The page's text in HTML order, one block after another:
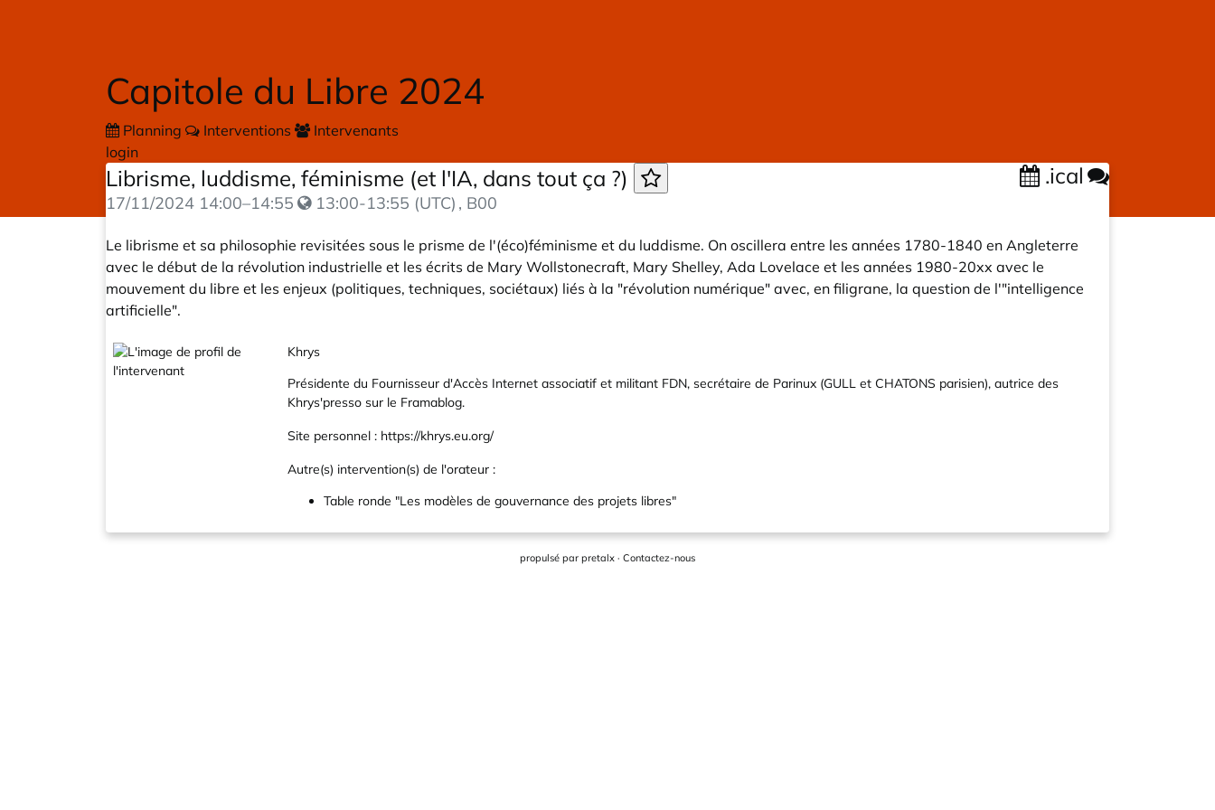
Capitole du Libre 2024
Planning Interventions
Intervenants
login
Librisme, luddisme, féminisme (et l'IA, dans tout ça ?) .ical
17/11/2024 14:00–14:55 13:00-13:55 (UTC) , B00
Le librisme et sa philosophie revisitées sous le prisme de l'(éco)féminisme et du luddisme. On oscillera entre les années 1780-1840 en Angleterre
avec le début de la révolution industrielle et les écrits de Mary Wollstonecraft, Mary Shelley, Ada Lovelace et les années 1980-20xx avec le
mouvement du libre et les enjeux (politiques, techniques, sociétaux) liés à la "révolution numérique" avec, en filigrane, la question de l'"intelligence
artificielle".
Khrys
Présidente du Fournisseur d'Accès Internet associatif et militant FDN, secrétaire de Parinux(GULL et CHATONS parisien), autrice des
Khrys'pressosur le Framablog.
Site personnel : https://khrys.eu.org/
Autre(s) intervention(s) de l'orateur :
Table ronde "Les modèles de gouvernance des projets libres"
propulsé par pretalx · Contactez-nous